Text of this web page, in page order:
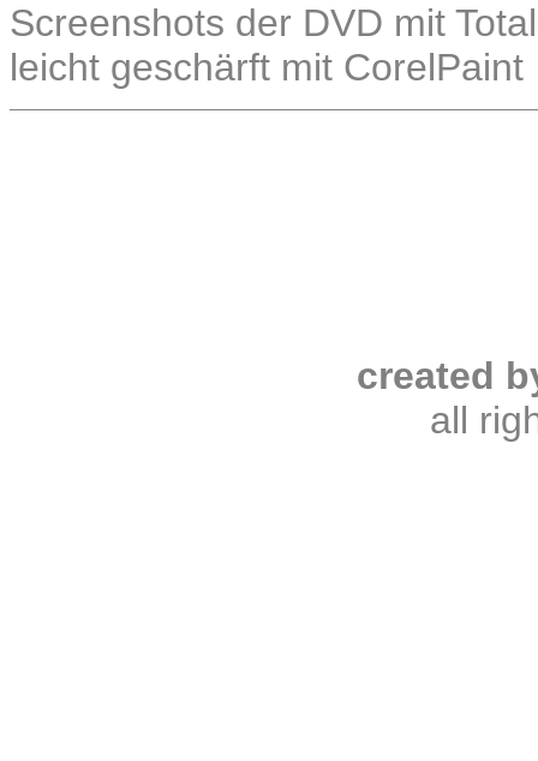
Screenshots der DVD mit
leicht geschärft mit CorelPaint
created
all